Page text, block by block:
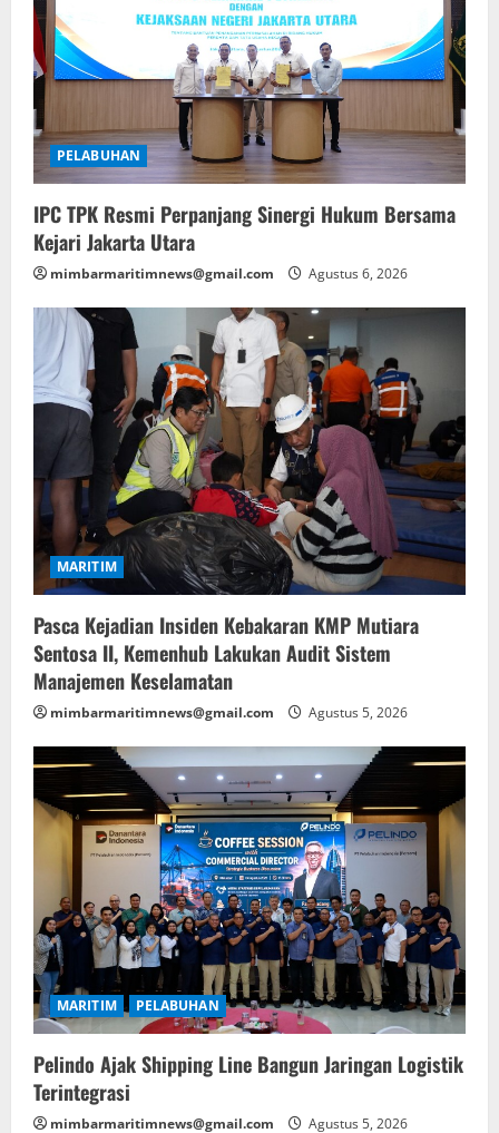
PELABUHAN
IPC TPK Resmi Perpanjang Sinergi Hukum Bersama
Kejari Jakarta Utara
mimbarmaritimnews@gmail.com Agustus 6, 2026
MARITIM
Pasca Kejadian Insiden Kebakaran KMP Mutiara
Sentosa II, Kemenhub Lakukan Audit Sistem
Manajemen Keselamatan
mimbarmaritimnews@gmail.com Agustus 5, 2026
MARITIM PELABUHAN
Pelindo Ajak Shipping Line Bangun Jaringan Logistik
Terintegrasi
mimbarmaritimnews@gmail.com Agustus 5, 2026